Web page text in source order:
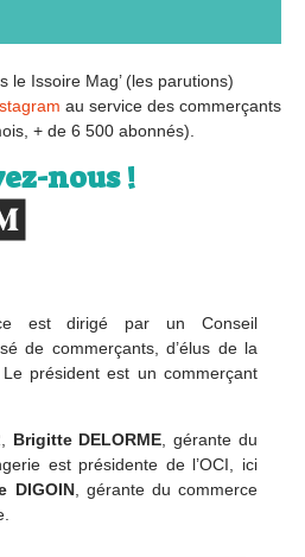
le Issoire Mag’ (les parutions)
au service des commerçants
+ de 6 500 abonnés).
nous !
est dirigé par un Conseil
de commerçants, d’élus de la
président est un commerçant
Brigitte DELORME, gérante du
est présidente de l’OCI, ici
DIGOIN, gérante du commerce